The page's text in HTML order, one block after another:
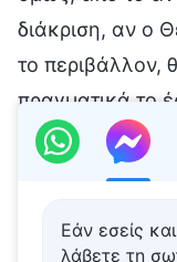
Εάν εσείς
λάβετε τη